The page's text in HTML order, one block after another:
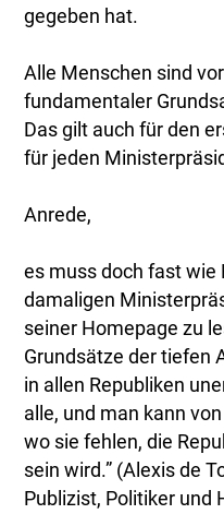
gegeben hat.
Alle Menschen sind
fundamentaler
Das gilt auch für den
für jeden
Anrede,
es muss doch fast wie
damaligen
seiner Homepage zu
Grundsätze der tiefen
in allen Republiken
alle, und man kann
wo sie fehlen, die
sein wird.” (Alexis de
Publizist, Politiker und